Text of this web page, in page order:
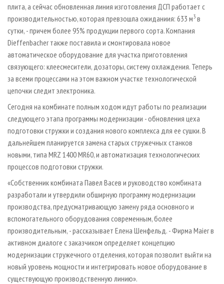
плита, а сейчас обновленная линия изготовления ДСП работает с
производительностью, которая превзошла ожиданиия: 633 м3 в
сутки, - причем более 95% продукции первого сорта. Компания
Dieffenbacher также поставила и смонтировала новое
автоматическое оборудование для участка приготовления
связующего: клеесмесители, дозаторы, систему охлаждения. Теперь
за всеми процессами на этом важном участке технологической
цепочки следит электроника.
Сегодня на комбинате полным ходом идут работы по реализации
следующего этапа программы модернизации - обновления цеха
подготовки стружки и создания нового комплекса для ее сушки. В
дальнейшем планируется замена старых стружечных станков
новыми, типа MRZ 1400 MR60, и автоматизация технологических
процессов подготовки стружки.
«Собственник комбината Павел Васев и руководство комбината
разработали и утвердили обширную программу модернизации
производства, предусматривающую замену ряда основного и
вспомогательного оборудования современным, более
производительным, - рассказывает Елена Шенфельд. - Фирма Maier в
активном диалоге с заказчиком определяет концепцию
модернизации стружечного отделения, которая позволит выйти на
новый уровень мощности и интегрировать новое оборудование в
существующую производственную линию».